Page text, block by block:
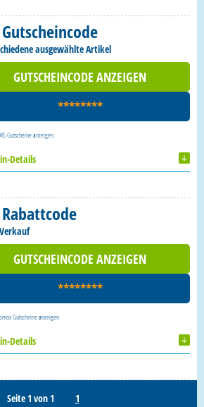
ausgewählte Artikel
GUTSCHEINCODE ANZEIGEN
********
Gutscheineanzeigen
Details
GUTSCHEINCODE ANZEIGEN
********
Gutscheineanzeigen
Details
Seite 1 von 1 1